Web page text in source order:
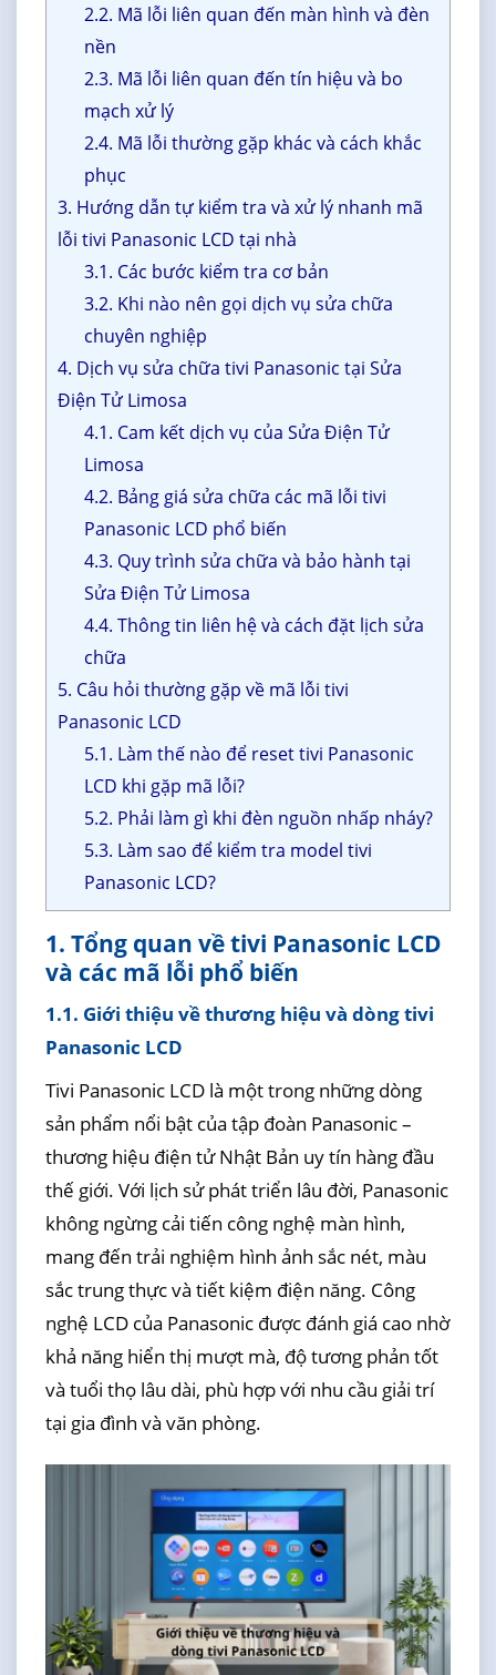
2.2. Mã lỗi liên quan đến màn hình và đèn
nền
2.3. Mã lỗi liên quan đến tín hiệu và bo
mạch xử lý
2.4. Mã lỗi thường gặp khác và cách khắc
phục
3. Hướng dẫn tự kiểm tra và xử lý nhanh mã
lỗi tivi Panasonic LCD tại nhà
3.1. Các bước kiểm tra cơ bản
3.2. Khi nào nên gọi dịch vụ sửa chữa
chuyên nghiệp
4. Dịch vụ sửa chữa tivi Panasonic tại Sửa
Điện Tử Limosa
4.1. Cam kết dịch vụ của Sửa Điện Tử
Limosa
4.2. Bảng giá sửa chữa các mã lỗi tivi
Panasonic LCD phổ biến
4.3. Quy trình sửa chữa và bảo hành tại
Sửa Điện Tử Limosa
4.4. Thông tin liên hệ và cách đặt lịch sửa
chữa
5. Câu hỏi thường gặp về mã lỗi tivi
Panasonic LCD
5.1. Làm thế nào để reset tivi Panasonic
LCD khi gặp mã lỗi?
5.2. Phải làm gì khi đèn nguồn nhấp nháy?
5.3. Làm sao để kiểm tra model tivi
Panasonic LCD?
1. Tổng quan về tivi Panasonic LCD
và các mã lỗi phổ biến
1.1. Giới thiệu về thương hiệu và dòng tivi
Panasonic LCD
Tivi Panasonic LCD là một trong những dòng
sản phẩm nổi bật của tập đoàn Panasonic –
thương hiệu điện tử Nhật Bản uy tín hàng đầu
thế giới. Với lịch sử phát triển lâu đời, Panasonic
không ngừng cải tiến công nghệ màn hình,
mang đến trải nghiệm hình ảnh sắc nét, màu
sắc trung thực và tiết kiệm điện năng. Công
nghệ LCD của Panasonic được đánh giá cao nhờ
khả năng hiển thị mượt mà, độ tương phản tốt
và tuổi thọ lâu dài, phù hợp với nhu cầu giải trí
tại gia đình và văn phòng.